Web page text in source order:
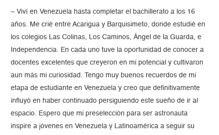
– Viví en Venezuela hasta completar el bachillerato a los 16
años. Me crié entre Acarigua y Barquisimeto, donde estudié en
los colegios Las Colinas, Los Caminos, Ángel de la Guarda, e
Independencia. En cada uno tuve la oportunidad de conocer a
docentes excelentes que creyeron en mi potencial y cultivaron
aun más mi curiosidad. Tengo muy buenos recuerdos de mi
etapa de estudiante en Venezuela y creo que definitivamente
influyó en haber continuado persiguiendo este sueño de ir al
espacio. Espero que mi preselección para ser astronauta
inspire a jóvenes en Venezuela y Latinoamérica a seguir su